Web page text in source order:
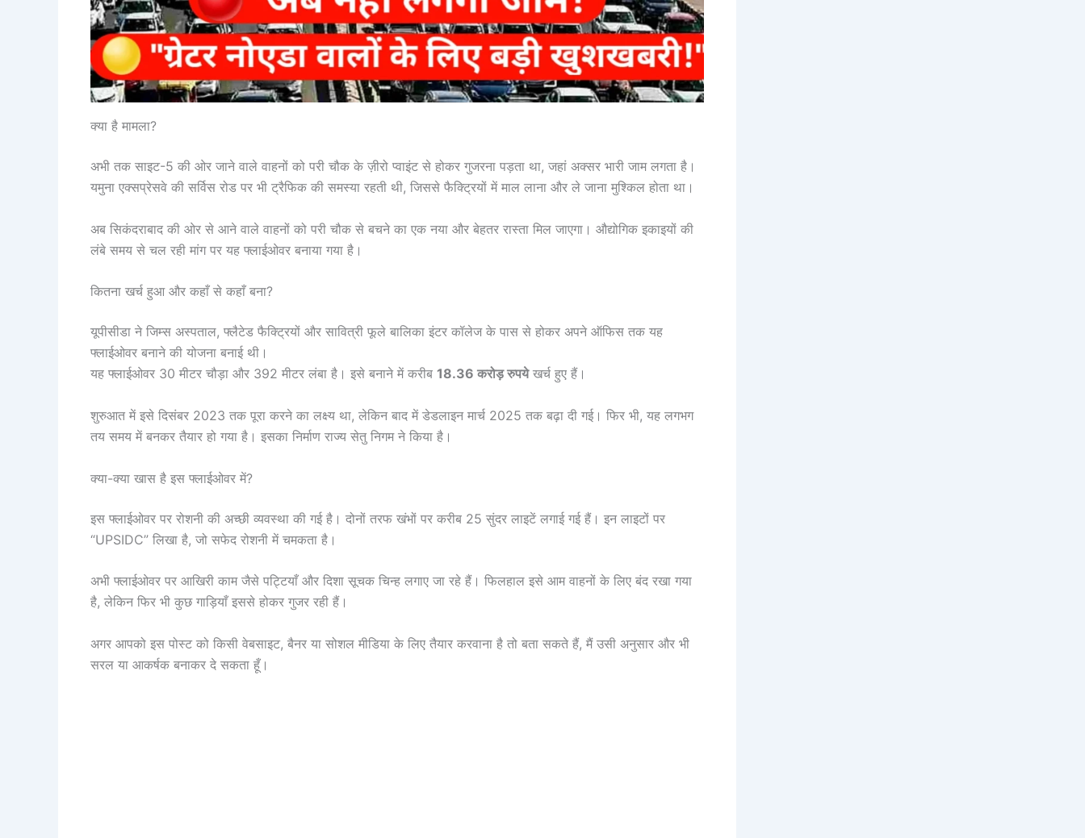
क्या है मामला?
अभी तक साइट-5 की ओर जाने वाले वाहनों को परी चौक के ज़ीरो प्वाइंट से होकर गुजरना पड़ता था, जहां अक्सर भारी जाम लगता है।
यमुना एक्सप्रेसवे की सर्विस रोड पर भी ट्रैफिक की समस्या रहती थी, जिससे फैक्ट्रियों में माल लाना और ले जाना मुश्किल होता था।
अब सिकंदराबाद की ओर से आने वाले वाहनों को परी चौक से बचने का एक नया और बेहतर रास्ता मिल जाएगा। औद्योगिक इकाइयों की
लंबे समय से चल रही मांग पर यह फ्लाईओवर बनाया गया है।
कितना खर्च हुआ और कहाँ से कहाँ बना?
यूपीसीडा ने जिम्स अस्पताल, फ्लैटेड फैक्ट्रियों और सावित्री फूले बालिका इंटर कॉलेज के पास से होकर अपने ऑफिस तक यह
फ्लाईओवर बनाने की योजना बनाई थी।
यह फ्लाईओवर 30 मीटर चौड़ा और 392 मीटर लंबा है। इसे बनाने में करीब 18.36 करोड़ रुपयेखर्च हुए हैं।
शुरुआत में इसे दिसंबर 2023 तक पूरा करने का लक्ष्य था, लेकिन बाद में डेडलाइन मार्च 2025 तक बढ़ा दी गई। फिर भी, यह लगभग
तय समय में बनकर तैयार हो गया है। इसका निर्माण राज्य सेतु निगम ने किया है।
क्या-क्या खास है इस फ्लाईओवर में?
इस फ्लाईओवर पर रोशनी की अच्छी व्यवस्था की गई है। दोनों तरफ खंभों पर करीब 25 सुंदर लाइटें लगाई गई हैं। इन लाइटों पर
“UPSIDC” लिखा है, जो सफेद रोशनी में चमकता है।
अभी फ्लाईओवर पर आखिरी काम जैसे पट्टियाँ और दिशा सूचक चिन्ह लगाए जा रहे हैं। फिलहाल इसे आम वाहनों के लिए बंद रखा गया
है, लेकिन फिर भी कुछ गाड़ियाँ इससे होकर गुजर रही हैं।
अगर आपको इस पोस्ट को किसी वेबसाइट, बैनर या सोशल मीडिया के लिए तैयार करवाना है तो बता सकते हैं, मैं उसी अनुसार और भी
सरल या आकर्षक बनाकर दे सकता हूँ।